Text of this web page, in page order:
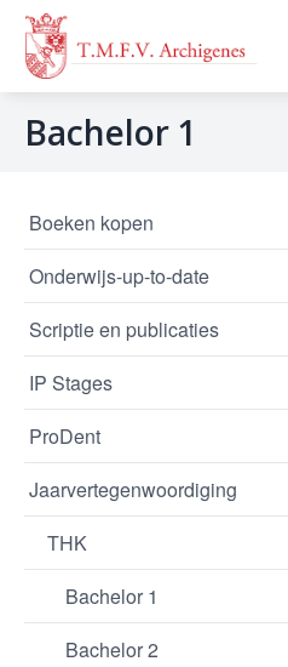
Bachelor 1
Boeken kopen
Onderwijs-up-to-date
Scriptie en publicaties
IP Stages
ProDent
Jaarvertegenwoordiging
THK
Bachelor 1
Bachelor 2